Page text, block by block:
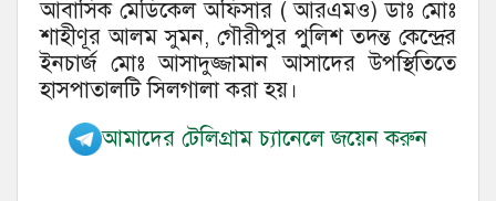
আবাসিক মেডিকেল অফিসার ( আরএমও) ডাঃ মোঃ
শাহীণূর আলম সুমন, গৌরীপুর পুলিশ তদন্ত কেন্দ্রের
ইনচার্জ মোঃ আসাদুজ্জামান আসাদের উপস্থিতিতে
হাসপাতালটি সিলগালা করা হয়।
আমাদের টেলিগ্রাম চ্যানেলে জয়েন করুন